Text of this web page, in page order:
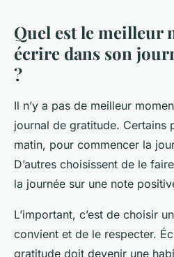
Quel est le meilleur
écrire dans son
?
Il n’y a pas de meilleur
journal de gratitude. Certains
matin, pour commencer la
D’autres choisissent de le
la journée sur une note
L’important, c’est de choisir
convient et de le respecter.
gratitude doit devenir une